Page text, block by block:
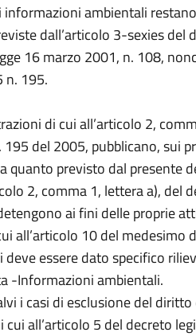
informazioni ambientali
dall’articolo 3-sexies
16 marzo 2001, n. 108,
n. 195.
di cui all’articolo 2,
195 del 2005, pubblicano, sui
quanto previsto dal presente
2, comma 1, lettera a), del
ai fini delle proprie
all’articolo 10 del medesimo
essere dato specifico
-Informazioni ambientali.
i casi di esclusione del
cui all’articolo 5 del decreto